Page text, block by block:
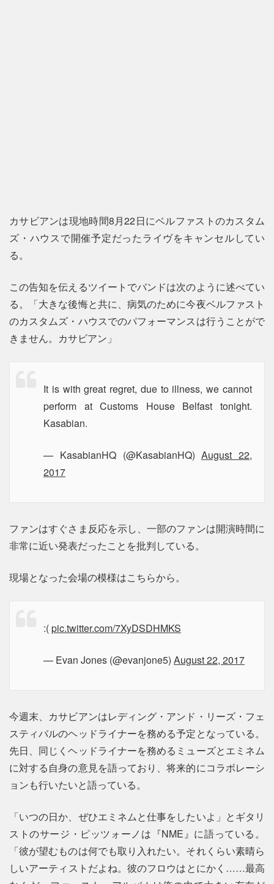
カサビアンは現地時間8月22日にベルファストのカスタム
ズ・ハウスで開催予定だったライヴをキャンセルしてい
る。
この告知を伝えるツイートでバンドは次のように述べてい
る。「大きな後悔と共に、病気のために今夜ベルファスト
のカスタムズ・ハウスでのパフォーマンスは行うことがで
きません。カサビアン」
It is with great regret, due to illness, we cannot
perform at Customs House Belfast tonight.
Kasabian.
— KasabianHQ (@KasabianHQ)August 22,
2017
ファンはすぐさま反応を示し、一部のファンは開演時間に
非常に近い発表だったことを批判している。
現場となった会場の模様はこちらから。
:(pic.twitter.com/7XyDSDHMKS
— Evan Jones (@evanjone5) August 22, 2017
今週末、カサビアンはレディング・アンド・リーズ・フェ
スティバルのヘッドライナーを務める予定となっている。
先日、同じくヘッドライナーを務めるミューズとエミネム
に対する自身の意見を語っており、将来的にコラボレーシ
ョンも行いたいと語っている。
「いつの日か、ぜひエミネムと仕事をしたいよ」とギタリ
ストのサージ・ピッツォーノは『NME』に語っている。
「彼が望むものは何でも取り入れたい。それくらい素晴ら
しいアーティストだよね。彼のフロウはとにかく……最高